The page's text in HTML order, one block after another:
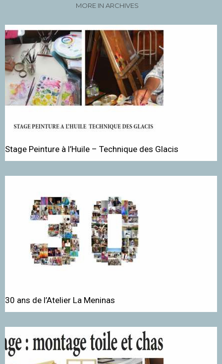
MORE IN ARCHIVES
Stage Peinture à l’Huile – Technique des Glacis
30 ans de l’Atelier La Meninas